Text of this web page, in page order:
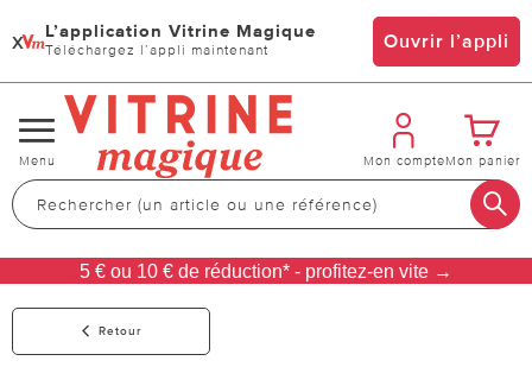
x L’application Vitrine Magique
Téléchargez l’appli maintenant Ouvrir l’appli
Changer
de
navigation
Menu Mon compteMon panier
5 € ou 10 € de réduction* - profitez-en vite →
Retour